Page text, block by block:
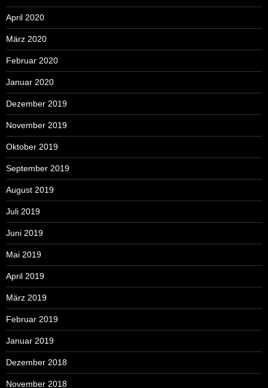
April 2020
März 2020
Februar 2020
Januar 2020
Dezember 2019
November 2019
Oktober 2019
September 2019
August 2019
Juli 2019
Juni 2019
Mai 2019
April 2019
März 2019
Februar 2019
Januar 2019
Dezember 2018
November 2018